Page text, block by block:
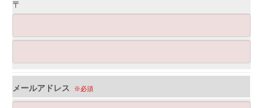
〒
メールアドレス ※必須